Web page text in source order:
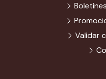
Validar